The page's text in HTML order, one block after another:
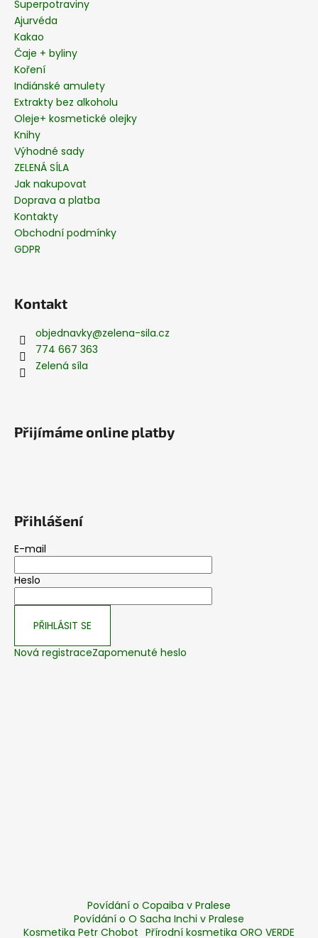
Superpotraviny
Ajurvéda
Kakao
Čaje + byliny
Koření
Indiánské amulety
Extrakty bez alkoholu
Oleje+ kosmetické olejky
Knihy
Výhodné sady
ZELENÁ SÍLA
Jak nakupovat
Doprava a platba
Kontakty
Obchodní podmínky
GDPR
Kontakt
objednavky@zelena-sila.cz
774 667 363
Zelená síla
Přijímáme online platby
Přihlášení
E-mail
Heslo
PŘIHLÁSIT SE
Nová registraceZapomenuté heslo
Povídání o Copaiba v Pralese
Povídání o O Sacha Inchi v Pralese
Kosmetika Petr Chobot Přírodní kosmetika ORO VERDE